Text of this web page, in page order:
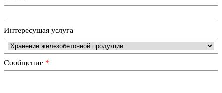
Интересущая услуга
Сообщение *